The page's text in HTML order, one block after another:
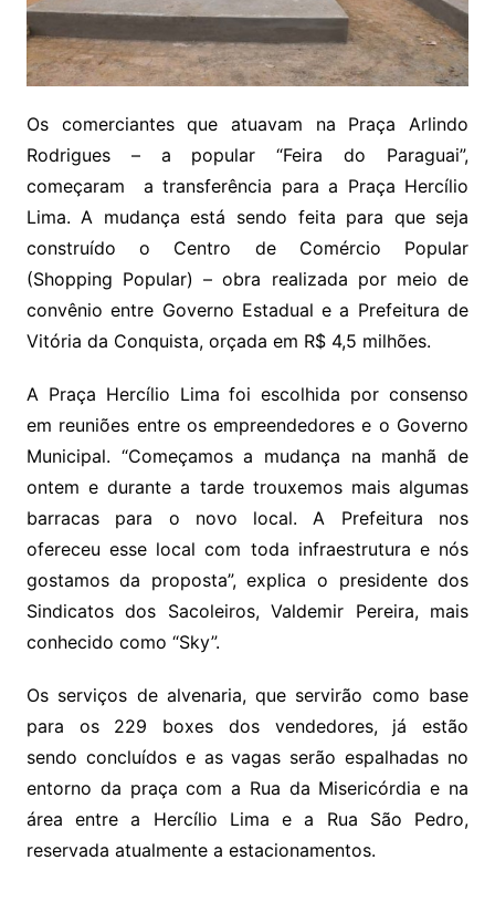
Os comerciantes que atuavam na Praça Arlindo
Rodrigues – a popular “Feira do Paraguai”,
começaram a transferência para a Praça Hercílio
Lima. A mudança está sendo feita para que seja
construído o Centro de Comércio Popular
(Shopping Popular) – obra realizada por meio de
convênio entre Governo Estadual e a Prefeitura de
Vitória da Conquista, orçada em R$ 4,5 milhões.
A Praça Hercílio Lima foi escolhida por consenso
em reuniões entre os empreendedores e o Governo
Municipal. “Começamos a mudança na manhã de
ontem e durante a tarde trouxemos mais algumas
barracas para o novo local. A Prefeitura nos
ofereceu esse local com toda infraestrutura e nós
gostamos da proposta”, explica o presidente dos
Sindicatos dos Sacoleiros, Valdemir Pereira, mais
conhecido como “Sky”.
Os serviços de alvenaria, que servirão como base
para os 229 boxes dos vendedores, já estão
sendo concluídos e as vagas serão espalhadas no
entorno da praça com a Rua da Misericórdia e na
área entre a Hercílio Lima e a Rua São Pedro,
reservada atualmente a estacionamentos.